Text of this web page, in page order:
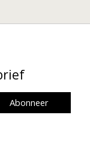
Abonneer